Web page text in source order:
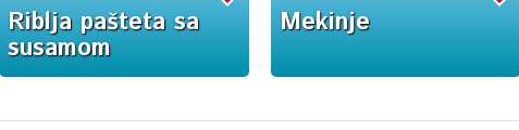
Riblja pašteta sa
susamom
Mekinje